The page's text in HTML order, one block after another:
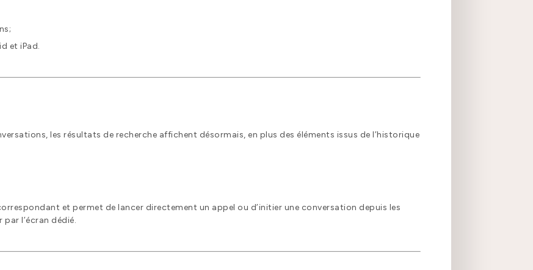
et iPad.
les résultats de recherche affichent désormais, en plus des éléments issus de l’historique
et permet de lancer directement un appel ou d’initier une conversation depuis les
l’écran dédié.